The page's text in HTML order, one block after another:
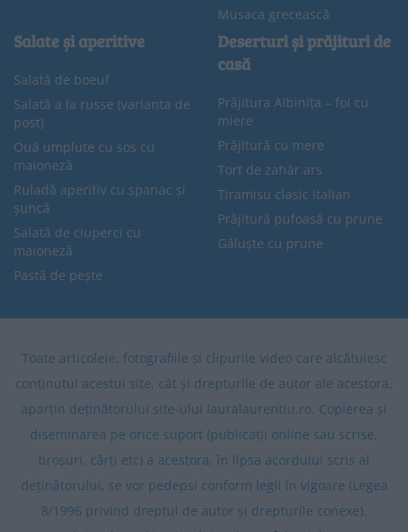
Musaca grecească
Salate și aperitive
Salată de boeuf
Salată a la russe (varianta de
post)
Ouă umplute cu sos cu
maioneză
Ruladă aperitiv cu spanac și
șuncă
Salată de ciuperci cu
maioneză
Pastă de pește
Deserturi și prăjituri de
casă
Prăjitura Albinița – foi cu
miere
Prăjitură cu mere
Tort de zahăr ars
Tiramisu clasic italian
Prăjitură pufoasă cu prune
Găluște cu prune
Toate articolele, fotografiile și clipurile video care alcătuiesc
conținutul acestui site, cât și drepturile de autor ale acestora,
aparțin deținătorului site-ului lauralaurentiu.ro. Copierea și
diseminarea pe orice suport (publicații online sau scrise,
broșuri, cărți etc) a acestora, în lipsa acordului scris al
deținătorului, se vor pedepsi conform legii în vigoare (Legea
8/1996 privind dreptul de autor și drepturile conexe).